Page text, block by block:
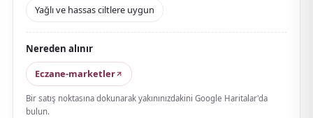
fragrance, colorants, mineral oil, surfactants, alcohol,
and parabens — a thoroughly additive-free formula.
A refill is also available. The simple packaging also
makes it easy to give as a gift.
Yağlı ve hassas ciltlere uygun
Nereden alınır
Eczane-marketler
Bir satış noktasına dokunarak yakınınızdakini Google Haritalar'da
bulun.